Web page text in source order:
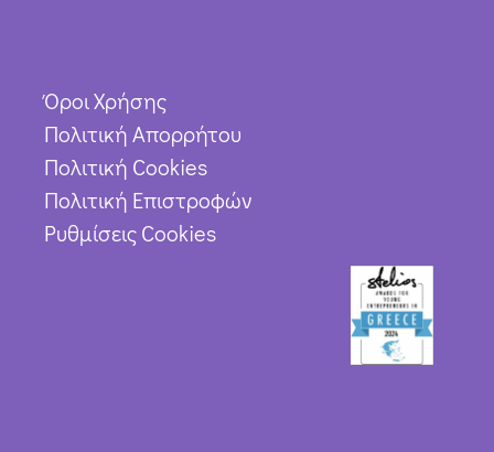
Όροι Χρήσης
Πολιτική Απορρήτου
Πολιτική Cookies
Πολιτική Επιστροφών
Ρυθμίσεις Cookies